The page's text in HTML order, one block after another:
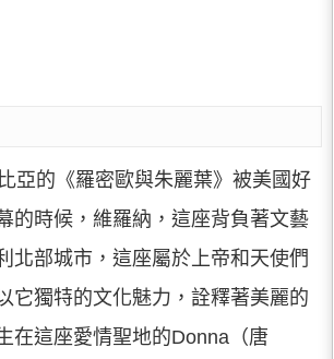
亞的《羅密歐與朱麗葉》被美國好
的時候，維羅納，這座背負著文藝
北部城市，這座屬於上帝和天使們
它獨特的文化魅力，詮釋著美麗的
這座愛情聖地的Donna（唐